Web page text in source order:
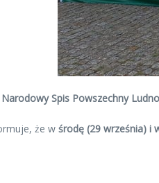
Spis Powszechny
że w środę (29 września) i